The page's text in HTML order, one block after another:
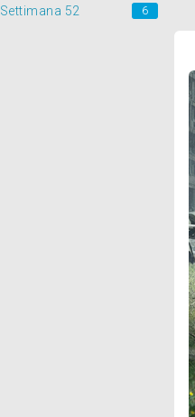
Settimana 52 6